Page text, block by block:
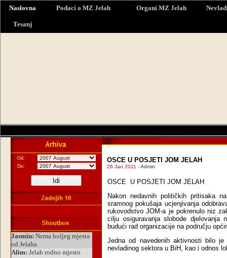
Naslovna Podaci o MZ Jelah Organi MZ Jelah
Tesanj
Od:
Do:
OSCE U POSJETI JOM JELAH
26 Jan 2011 -Admin
OSCE U POSJETI JOM JELAH
Nakon nedavnih političkih pritisaka
sramnog pokušaja ucjenjivanja
rukovodstvo JOM-a je pokrenulo niz
cilju osiguravanja slobode djelovanja
budući rad organizacije na području
Jedna od navedenih aktivnosti bilo je
nevladinog sektora u BiH, kao i odnos